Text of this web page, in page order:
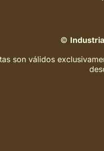
©
son válidos